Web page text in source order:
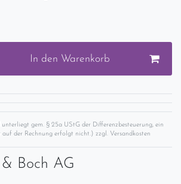
In den Warenkorb
gem. § 25a UStG der Differenzbesteuerung, ein
auf der Rechnung erfolgt nicht.) zzgl. Versandkosten
Boch AG